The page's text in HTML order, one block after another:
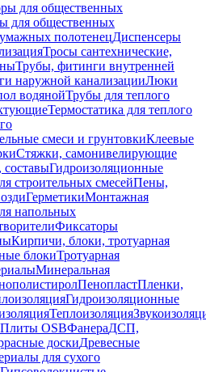
для общественных
для общественных
полотенецДиспенсеры
Тросы сантехнические,
Трубы, фитинги внутренней
наружной канализацииЛюки
водянойТрубы для теплого
Термостатика для теплого
смеси и грунтовкиКлеевые
Стяжки, самонивелирующие
составыГидроизоляционные
строительных смесейПены,
ГерметикиМонтажная
напольных
Фиксаторы
Кирпичи, блоки, тротуарная
блокиТротуарная
Минеральная
ПенопластПленки,
Гидроизоляционные
Теплоизоляция
Плиты OSBФанераДСП,
доскиДревесные
для сухого